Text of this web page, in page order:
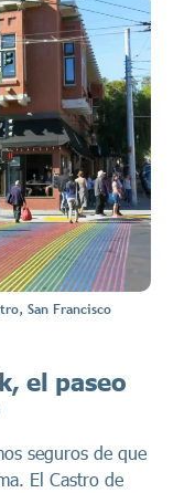
San Francisco
el paseo
seguros de que
El Castro de